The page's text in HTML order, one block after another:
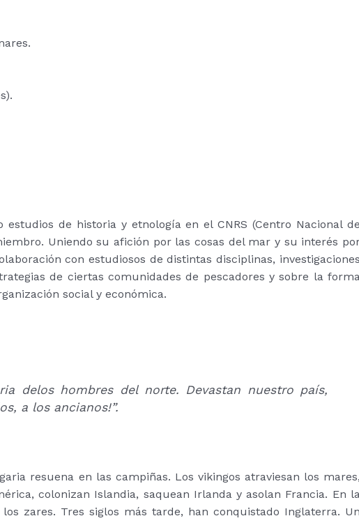
estudios de historia y etnología en el CNRS (Centro Nacional de
Uniendo su afición por las cosas del mar y su interés
con estudiosos de distintas disciplinas, investigaciones
de ciertas comunidades de pescadores y sobre la forma
social y económica.
delos hombres del norte. Devastan nuestro país,
a los ancianos!”.
resuena en las campiñas. Los vikingos atraviesan los mares,
colonizan Islandia, saquean Irlanda y asolan Francia. En
zares. Tres siglos más tarde, han conquistado Inglaterra. Un